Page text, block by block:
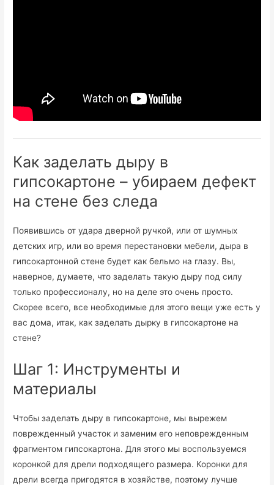
Как заделать дыру в
гипсокартоне – убираем дефект
на стене без следа
Появившись от удара дверной ручкой, или от шумных
детских игр, или во время перестановки мебели, дыра в
гипсокартонной стене будет как бельмо на глазу. Вы,
наверное, думаете, что заделать такую дыру под силу
только профессионалу, но на деле это очень просто.
Скорее всего, все необходимые для этого вещи уже есть у
вас дома, итак, как заделать дырку в гипсокартоне на
стене?
Шаг 1: Инструменты и
материалы
Чтобы заделать дыру в гипсокартоне, мы вырежем
поврежденный участок и заменим его неповрежденным
фрагментом гипсокартона. Для этого мы воспользуемся
коронкой для дрели подходящего размера. Коронки для
дрели всегда пригодятся в хозяйстве, поэтому лучше